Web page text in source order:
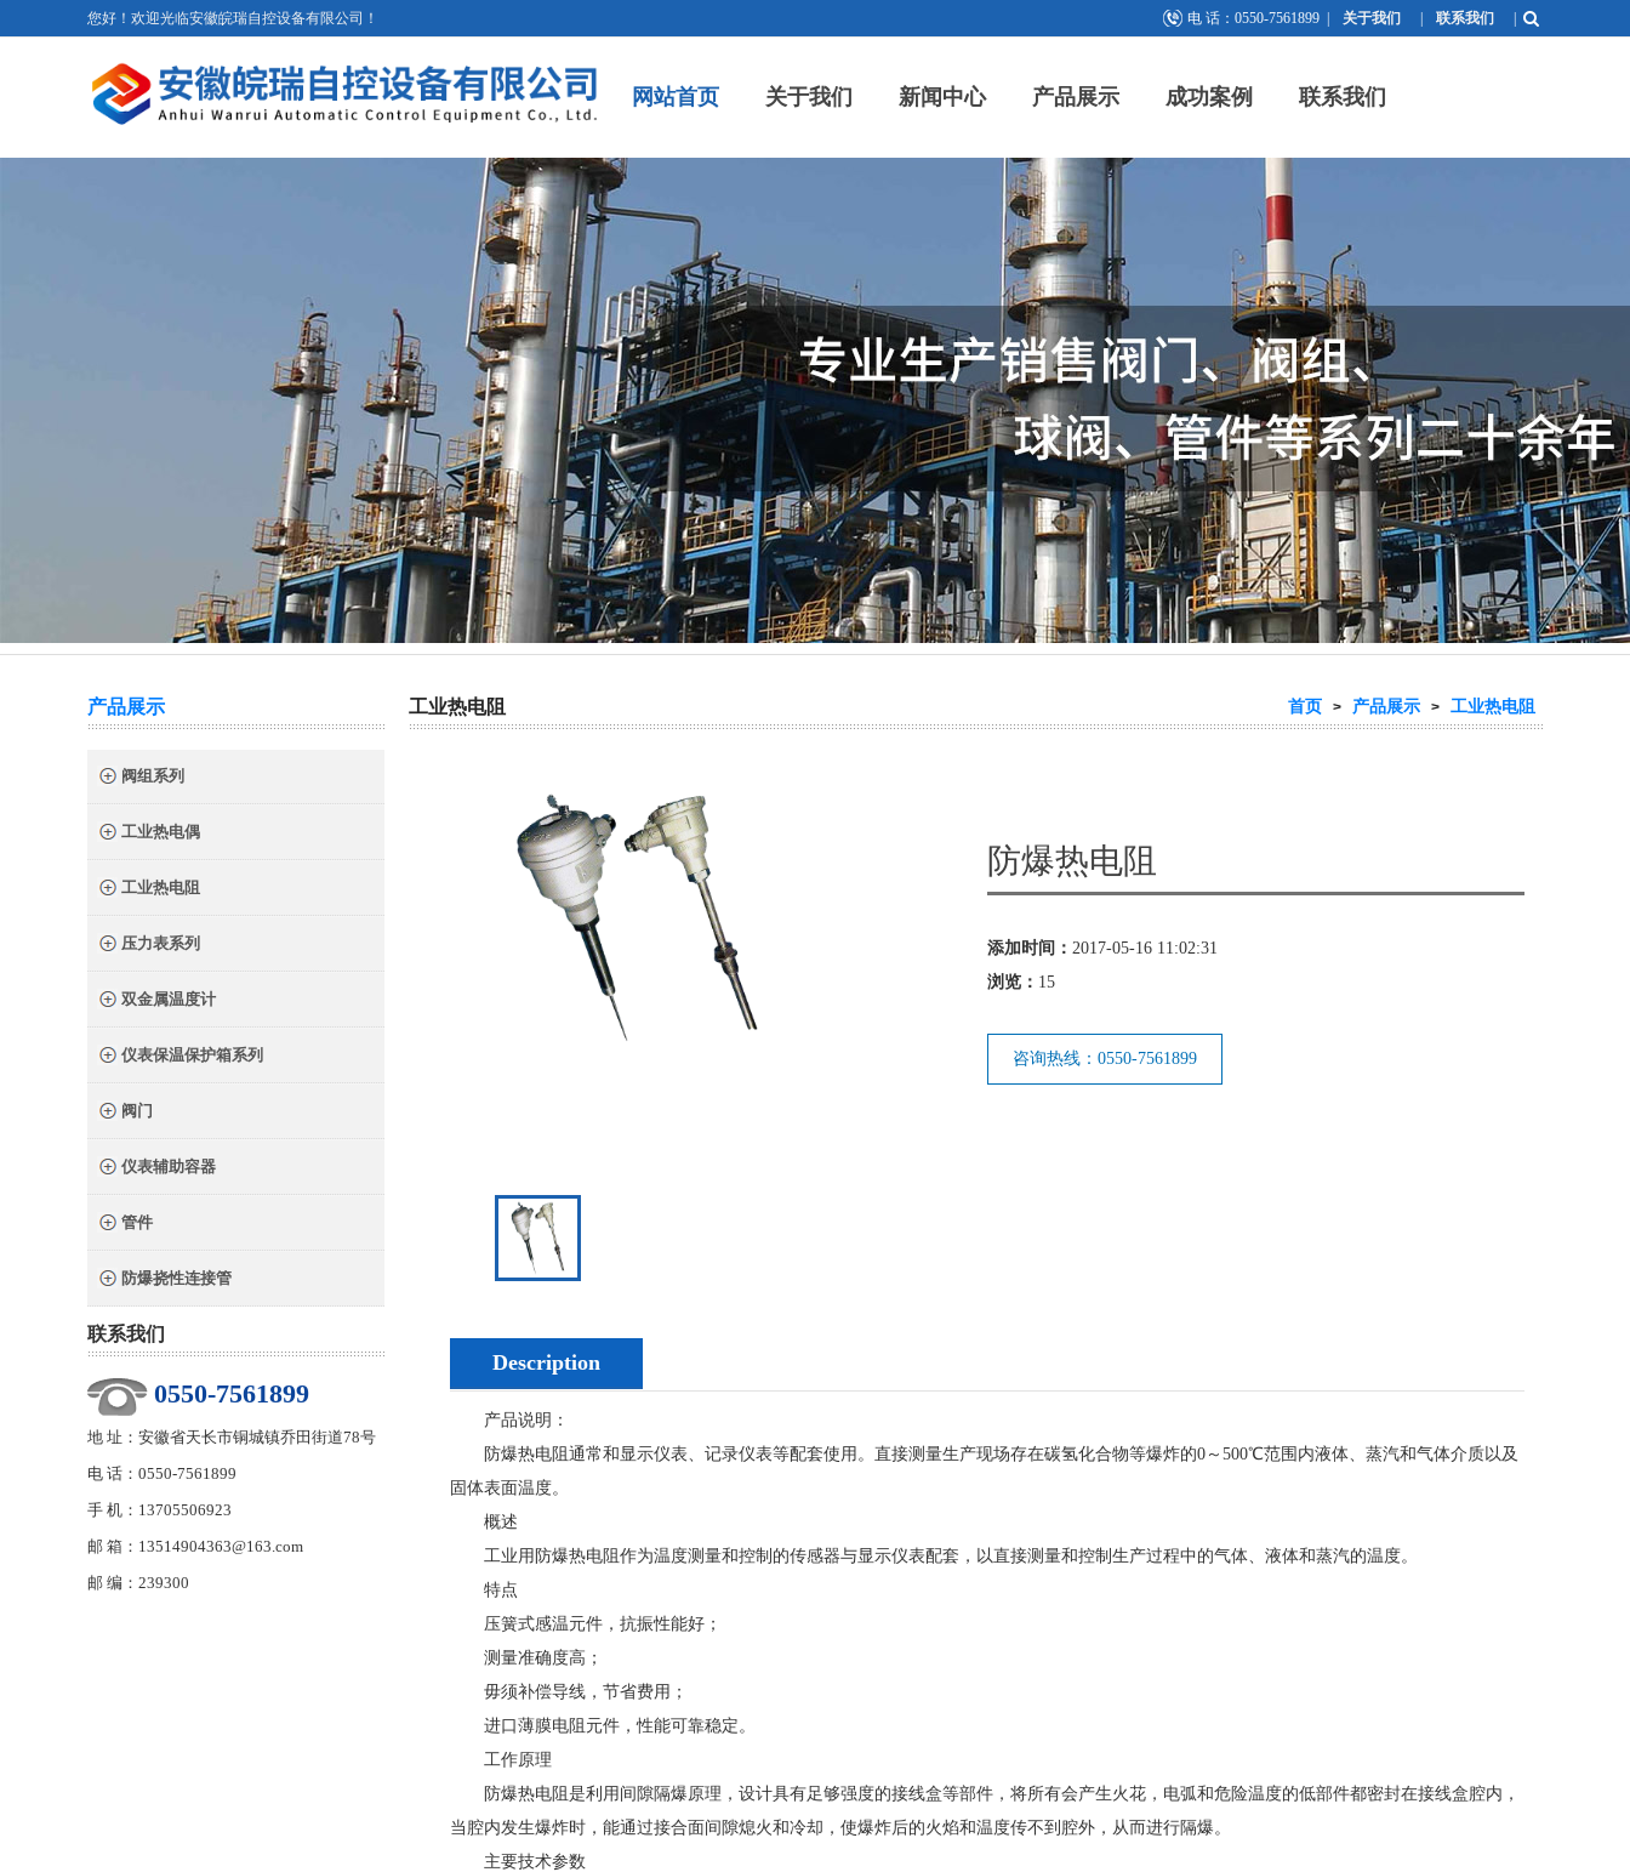
您好！欢迎光临安徽皖瑞自控设备有限公司！ 电 话：0550-7561899 关于我们 联系我们
网站首页 关于我们 新闻中心 产品展示 成功案例 联系我们
热门关键词： 截止阀 针型阀 二阀组 三阀组 气源球阀 防堵取样装置
产品展示
阀组系列
工业热电偶
工业热电阻
压力表系列
双金属温度计
仪表保温保护箱系列
阀门
仪表辅助容器
管件
防爆挠性连接管
联系我们
0550-7561899
地 址：安徽省天长市铜城镇乔田街道78号
电 话：0550-7561899
手 机：13705506923
邮 箱：13514904363@163.com
邮 编：239300
首页 > 产品展示 > 工业热电阻
工业热电阻
防爆热电阻
添加时间： 2017-05-16 11:02:31
浏览： 15
咨询热线：0550-7561899
Description
产品说明：
防爆热电阻通常和显示仪表、记录仪表等配套使用。直接测量生产现场存在碳氢化合物等爆炸的0～500℃范围内液体、蒸汽和气体介质以及
固体表面温度。
概述
工业用防爆热电阻作为温度测量和控制的传感器与显示仪表配套，以直接测量和控制生产过程中的气体、液体和蒸汽的温度。
特点
压簧式感温元件，抗振性能好；
测量准确度高；
毋须补偿导线，节省费用；
进口薄膜电阻元件，性能可靠稳定。
工作原理
防爆热电阻是利用间隙隔爆原理，设计具有足够强度的接线盒等部件，将所有会产生火花，电弧和危险温度的低部件都密封在接线盒腔内，
当腔内发生爆炸时，能通过接合面间隙熄火和冷却，使爆炸后的火焰和温度传不到腔外，从而进行隔爆。
主要技术参数